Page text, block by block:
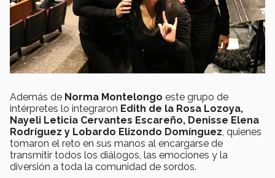
Además de Norma Montelongo este grupo de
intérpretes lo integraron Edith de la Rosa Lozoya,
Nayeli Leticia Cervantes Escareño, Denisse Elena
Rodríguez y Lobardo Elizondo Domínguez, quienes
tomaron el reto en sus manos al encargarse de
transmitir todos los diálogos, las emociones y la
diversión a toda la comunidad de sordos.